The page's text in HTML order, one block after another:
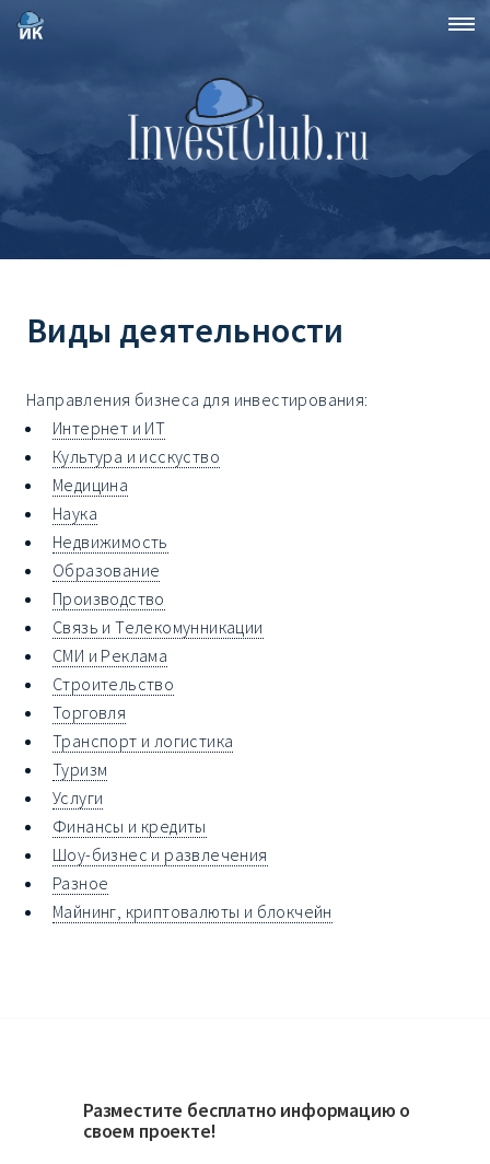
Виды деятельности
Направления бизнеса для инвестирования:
Интернет и ИТ
Культура и исскуство
Медицина
Наука
Недвижимость
Образование
Производство
Связь и Телекомунникации
СМИ и Реклама
Строительство
Торговля
Транспорт и логистика
Туризм
Услуги
Финансы и кредиты
Шоу-бизнес и развлечения
Разное
Майнинг, криптовалюты и блокчейн
Разместите бесплатно информацию о
своем проекте!